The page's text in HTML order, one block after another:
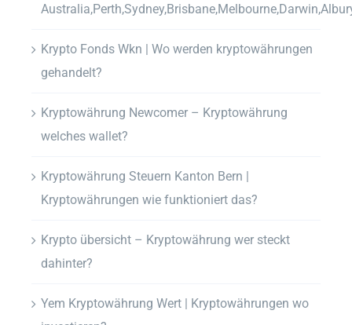
Krypto Fonds Wkn | Wo werden kryptowährungen
gehandelt?
Kryptowährung Newcomer – Kryptowährung
welches wallet?
Kryptowährung Steuern Kanton Bern |
Kryptowährungen wie funktioniert das?
Krypto übersicht – Kryptowährung wer steckt
dahinter?
Yem Kryptowährung Wert | Kryptowährungen wo